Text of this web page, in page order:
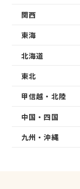
関西
東海
北海道
東北
甲信越・北陸
中国・四国
九州・沖縄